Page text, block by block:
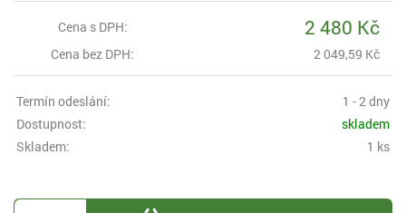
Cena s DPH: 2 480 Kč
Cena bez DPH: 2 049,59 Kč
Termín odeslání:
1 - 2 dny
Dostupnost:
skladem
Skladem:
1 ks